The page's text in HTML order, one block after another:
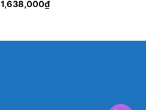
1,638,000₫